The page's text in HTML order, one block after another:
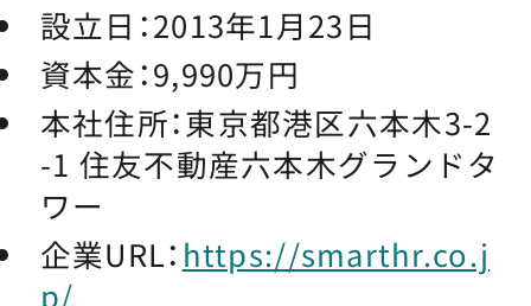
設立日：2013年1月23日
資本金：9,990万円
本社住所：東京都港区六本木3-2
-1 住友不動産六本木グランドタ
ワー
企業URL： https://smarthr.co.j
p/